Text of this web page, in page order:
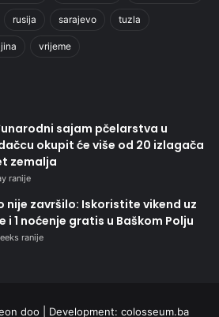
rusija sarajevo tuzla
vrijeme
sajam pčelarstva u
okupit će više od 20 izlagača
zemalja
ranije
nije završilo: Iskoristite vikend uz
i 1 noćenje gratis u Baškom Polju
ranije
doo | Development: colosseum.ba